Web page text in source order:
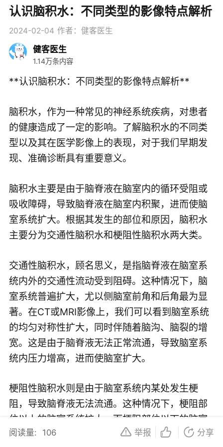
认识脑积水：不同类型的影像特点解析
2024-02-04 作者：健客医生
健客医生
1.14万条内容
**认识脑积水：不同类型的影像特点解析**
脑积水，作为一种常见的神经系统疾病，对患者
的健康造成了一定的影响。了解脑积水的不同类
型以及其在医学影像上的表现，对于我们早期发
现、准确诊断具有重要意义。
脑积水主要是由于脑脊液在脑室内的循环受阻或
吸收障碍，导致脑脊液在脑室内积聚，进而使脑
室系统扩大。根据其发生的部位和原因，脑积水
主要分为交通性脑积水和梗阻性脑积水两大类。
交通性脑积水，顾名思义，是指脑脊液在脑室系
统内外的交通性流动受到阻碍。这种情况下，脑
室系统普遍扩大，尤以侧脑室前角和后角最为显
著。在CT或MRI影像上，我们可以看到脑室系统
的均匀对称性扩大，同时伴随着脑沟、脑裂的增
宽。这是由于脑脊液无法正常流通，导致脑室系
统内压力增高，进而使脑室扩大。
梗阻性脑积水则是由于脑室系统内某处发生梗
阻，导致脑脊液无法流通。这种情况下，梗阻部
位以上的脑室系统扩大，而梗阻部位以下的脑室
系统则正常或缩小。在影像上，我们可以看到梗
阅读量: 106 举报 分享